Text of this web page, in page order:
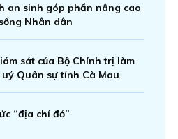
an sinh góp phần nâng cao
Nhân dân
sát của Bộ Chính trị làm
Quân sự tỉnh Cà Mau
“địa chỉ đỏ”